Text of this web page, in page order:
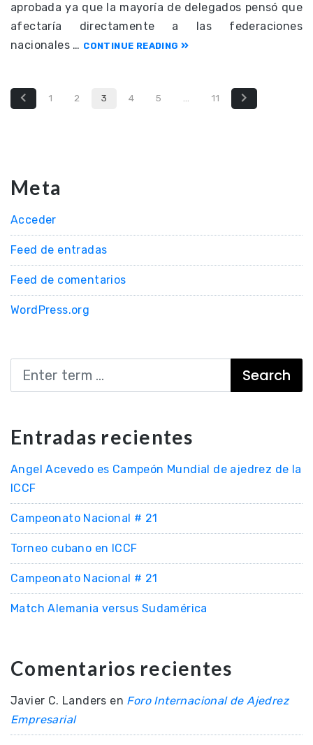
aprobada ya que la mayoría de delegados pensó que
afectaría directamente a las federaciones
nacionales … CONTINUE READING
1 2 3 4 5 … 11
Meta
Acceder
Feed de entradas
Feed de comentarios
WordPress.org
Search
Entradas recientes
Angel Acevedo es Campeón Mundial de ajedrez de la
ICCF
Campeonato Nacional # 21
Torneo cubano en ICCF
Campeonato Nacional # 21
Match Alemania versus Sudamérica
Comentarios recientes
Javier C. Landers en Foro Internacional de Ajedrez
Empresarial